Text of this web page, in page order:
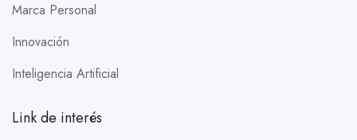
Marca Personal
Innovación
Inteligencia Artificial
Link de interés